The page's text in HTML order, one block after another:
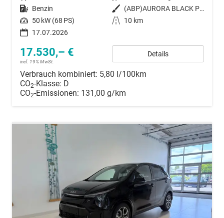
Kraftstoff Benzin Außenfarbe
(ABP)AURORA BLACK PEARL
Leistung 50 kW (68 PS) Kilometerstand
10 km
17.07.2026
17.530,– €
incl. 19% MwSt.
Details
Verbrauch kombiniert: 5,80 l/100km
CO2-Klasse: D
CO2-Emissionen: 131,00 g/km